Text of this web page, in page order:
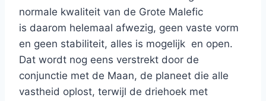
normale kwaliteit van de Grote Malefic
is daarom helemaal afwezig, geen vaste vorm
en geen stabiliteit, alles is mogelijk en open.
Dat wordt nog eens verstrekt door de
conjunctie met de Maan, de planeet die alle
vastheid oplost, terwijl de driehoek met